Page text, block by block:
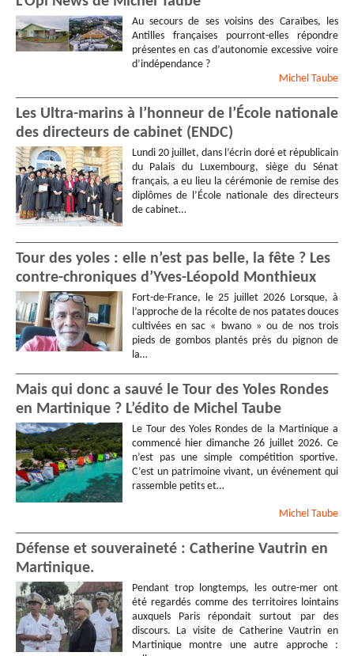
Au secours de ses voisins des Caraïbes, les
Antilles françaises pourront-elles répondre
présentes en cas d’autonomie excessive voire
d’indépendance ?
Michel Taube
Les Ultra-marins à l’honneur de l’École nationale
des directeurs de cabinet (ENDC)
Lundi 20 juillet, dans l’écrin doré et républicain
du Palais du Luxembourg, siège du Sénat
français, a eu lieu la cérémonie de remise des
diplômes de l’École nationale des directeurs
de cabinet…
Tour des yoles : elle n’est pas belle, la fête ? Les
contre-chroniques d’Yves-Léopold Monthieux
Fort-de-France, le 25 juillet 2026 Lorsque, à
l’approche de la récolte de nos patates douces
cultivées en sac « bwano » ou de nos trois
pieds de gombos plantés près du pignon de
la…
Mais qui donc a sauvé le Tour des Yoles Rondes
en Martinique ? L’édito de Michel Taube
Le Tour des Yoles Rondes de la Martinique a
commencé hier dimanche 26 juillet 2026. Ce
n’est pas une simple compétition sportive.
C’est un patrimoine vivant, un événement qui
rassemble petits et…
Michel Taube
Défense et souveraineté : Catherine Vautrin en
Martinique.
Pendant trop longtemps, les outre-mer ont
été regardés comme des territoires lointains
auxquels Paris répondait surtout par des
discours. La visite de Catherine Vautrin en
Martinique montre une autre approche :